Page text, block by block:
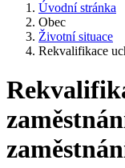
Úvodní stránka
Obec
Životní situace
Rekvalifikace